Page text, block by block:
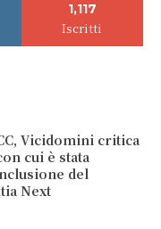
1,117
Iscritti
Vicidomini critica
cui è stata
del
Next